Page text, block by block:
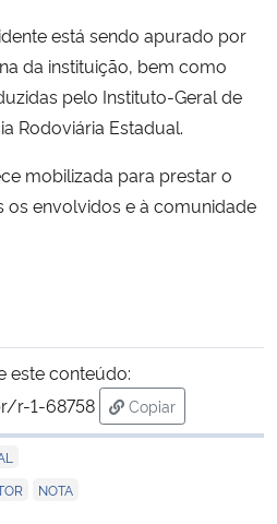
está sendo apurado por
da instituição, bem como
pelo Instituto-Geral de
Rodoviária Estadual.
mobilizada para prestar o
os envolvidos e à comunidade
este conteúdo:
r-1-68758
Copiar
para área de
NOTA